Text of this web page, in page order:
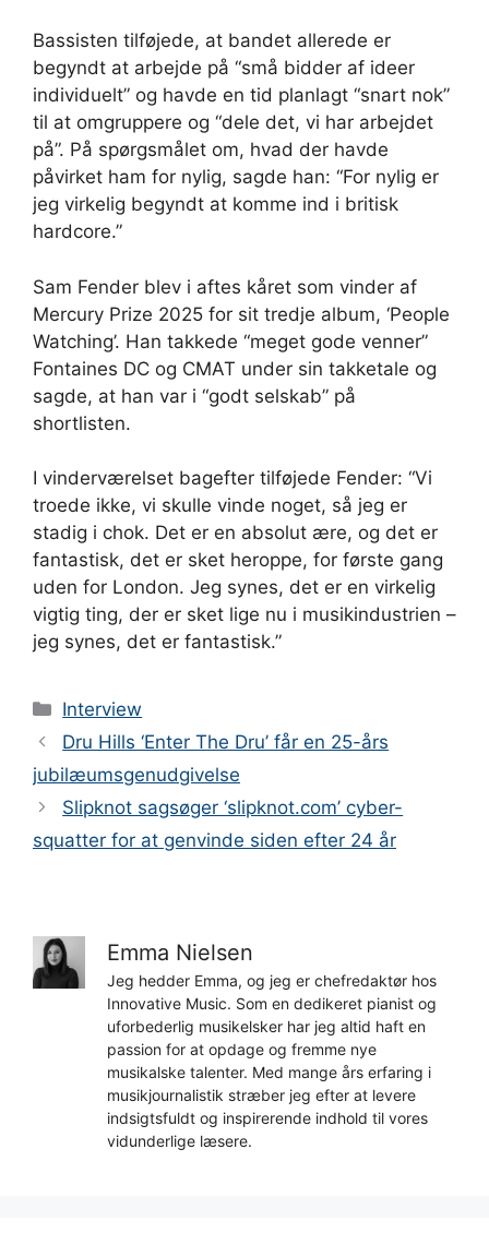
Bassisten tilføjede, at bandet allerede er
begyndt at arbejde på “små bidder af ideer
individuelt” og havde en tid planlagt “snart nok”
til at omgruppere og “dele det, vi har arbejdet
på”. På spørgsmålet om, hvad der havde
påvirket ham for nylig, sagde han: “For nylig er
jeg virkelig begyndt at komme ind i britisk
hardcore.”
Sam Fender blev i aftes kåret som vinder af
Mercury Prize 2025 for sit tredje album, ‘People
Watching’. Han takkede “meget gode venner”
Fontaines DC og CMAT under sin takketale og
sagde, at han var i “godt selskab” på
shortlisten.
I vinderværelset bagefter tilføjede Fender: “Vi
troede ikke, vi skulle vinde noget, så jeg er
stadig i chok. Det er en absolut ære, og det er
fantastisk, det er sket heroppe, for første gang
uden for London. Jeg synes, det er en virkelig
vigtig ting, der er sket lige nu i musikindustrien –
jeg synes, det er fantastisk.”
Kategorier
Interview
Dru Hills ‘Enter The Dru’ får en 25-års
jubilæumsgenudgivelse
Slipknot sagsøger ‘slipknot.com’ cyber-
squatter for at genvinde siden efter 24 år
Emma Nielsen
Jeg hedder Emma, og jeg er chefredaktør hos
Innovative Music. Som en dedikeret pianist og
uforbederlig musikelsker har jeg altid haft en
passion for at opdage og fremme nye
musikalske talenter. Med mange års erfaring i
musikjournalistik stræber jeg efter at levere
indsigtsfuldt og inspirerende indhold til vores
vidunderlige læsere.